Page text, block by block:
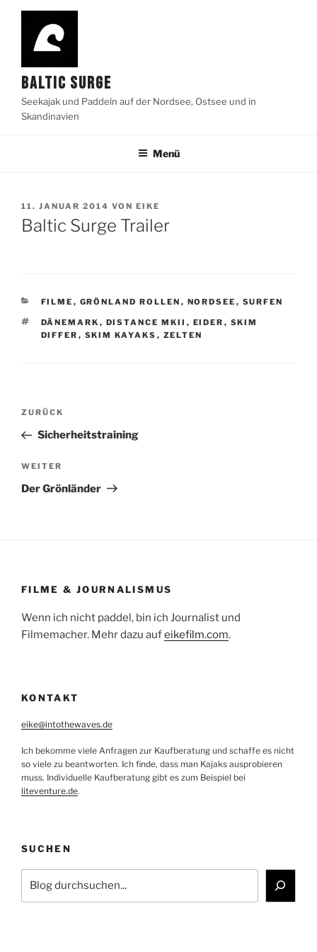
Zum
springen
BALTIC SURGE
Seekajak und Paddeln auf der Nordsee, Ostsee und in
Skandinavien
Menü
VERÖFFENTLICHT
AM
11. JANUAR 2014 VON EIKE
Baltic Surge Trailer
KATEGORIEN
FILME , GRÖNLAND ROLLEN , NORDSEE , SURFEN
SCHLAGWÖRTER
DÄNEMARK , DISTANCE MKII , EIDER , SKIM
DIFFER , SKIM KAYAKS , ZELTEN
Beitragsnavigation
Vorheriger
Beitrag
ZURÜCK
Sicherheitstraining
Nächster
Beitrag
WEITER
Der Grönländer
FILME & JOURNALISMUS
Wenn ich nicht paddel, bin ich Journalist und
Filmemacher. Mehr dazu aufeikefilm.com.
KONTAKT
eike@intothewaves.de
Ich bekomme viele Anfragen zur Kaufberatung und schaffe es nicht
so viele zu beantworten. Ich finde, dass man Kajaks ausprobieren
muss. Individuelle Kaufberatung gibt es zum Beispiel bei
liteventure.de.
SUCHEN